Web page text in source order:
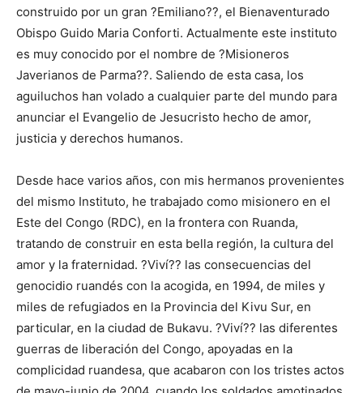
construido por un gran ?Emiliano??, el Bienaventurado
Obispo Guido Maria Conforti. Actualmente este instituto
es muy conocido por el nombre de ?Misioneros
Javerianos de Parma??. Saliendo de esta casa, los
aguiluchos han volado a cualquier parte del mundo para
anunciar el Evangelio de Jesucristo hecho de amor,
justicia y derechos humanos.
Desde hace varios años, con mis hermanos provenientes
del mismo Instituto, he trabajado como misionero en el
Este del Congo (RDC), en la frontera con Ruanda,
tratando de construir en esta bella región, la cultura del
amor y la fraternidad. ?Viví?? las consecuencias del
genocidio ruandés con la acogida, en 1994, de miles y
miles de refugiados en la Provincia del Kivu Sur, en
particular, en la ciudad de Bukavu. ?Viví?? las diferentes
guerras de liberación del Congo, apoyadas en la
complicidad ruandesa, que acabaron con los tristes actos